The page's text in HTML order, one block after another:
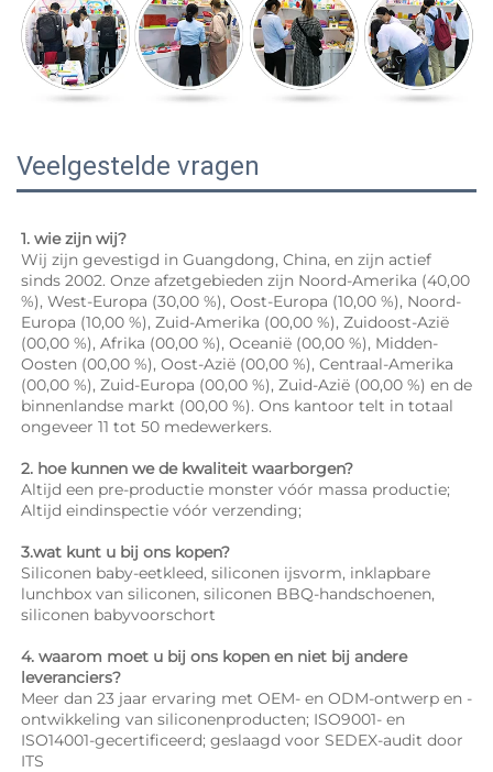
Veelgestelde vragen
1. wie zijn wij?
Wij zijn gevestigd in Guangdong, China, en zijn actief
sinds 2002. Onze afzetgebieden zijn Noord-Amerika (40,00
%), West-Europa (30,00 %), Oost-Europa (10,00 %), Noord-
Europa (10,00 %), Zuid-Amerika (00,00 %), Zuidoost-Azië
(00,00 %), Afrika (00,00 %), Oceanië (00,00 %), Midden-
Oosten (00,00 %), Oost-Azië (00,00 %), Centraal-Amerika
(00,00 %), Zuid-Europa (00,00 %), Zuid-Azië (00,00 %) en de
binnenlandse markt (00,00 %). Ons kantoor telt in totaal
ongeveer 11 tot 50 medewerkers.
2. hoe kunnen we de kwaliteit waarborgen?
Altijd een pre-productie monster vóór massa productie;
Altijd eindinspectie vóór verzending;
3.wat kunt u bij ons kopen?
Siliconen baby-eetkleed, siliconen ijsvorm, inklapbare
lunchbox van siliconen, siliconen BBQ-handschoenen,
siliconen babyvoorschort
4. waarom moet u bij ons kopen en niet bij andere
leveranciers?
Meer dan 23 jaar ervaring met OEM- en ODM-ontwerp en -
ontwikkeling van siliconenproducten; ISO9001- en
ISO14001-gecertificeerd; geslaagd voor SEDEX-audit door
ITS